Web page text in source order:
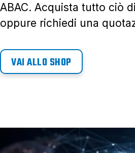
ABAC. Acquista tutto ciò
oppure richiedi una
VAI ALLO SHOP